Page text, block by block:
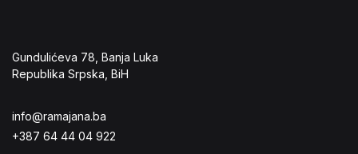
Gundulićeva 78, Banja Luka
Republika Srpska, BiH
info@ramajana.ba
+387 64 44 04 922